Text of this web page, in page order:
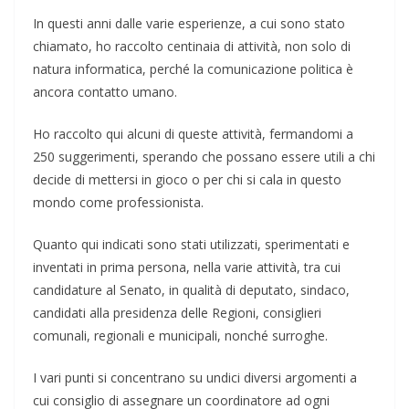
In questi anni dalle varie esperienze, a cui sono stato
chiamato, ho raccolto centinaia di attività, non solo di
natura informatica, perché la comunicazione politica è
ancora contatto umano.
Ho raccolto qui alcuni di queste attività, fermandomi a
250 suggerimenti, sperando che possano essere utili a chi
decide di mettersi in gioco o per chi si cala in questo
mondo come professionista.
Quanto qui indicati sono stati utilizzati, sperimentati e
inventati in prima persona, nella varie attività, tra cui
candidature al Senato, in qualità di deputato, sindaco,
candidati alla presidenza delle Regioni, consiglieri
comunali, regionali e municipali, nonché surroghe.
I vari punti si concentrano su undici diversi argomenti a
cui consiglio di assegnare un coordinatore ad ogni